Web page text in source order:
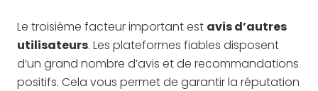
Le troisième facteur important est avis d’autres
utilisateurs. Les plateformes fiables disposent
d’un grand nombre d’avis et de recommandations
positifs. Cela vous permet de garantir la réputation